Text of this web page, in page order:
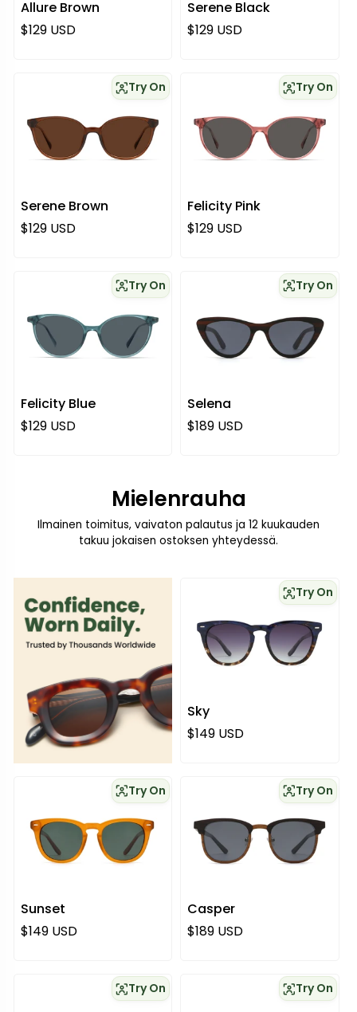
Allure Brown
Normaali hinta
$129 USD
Serene Black
Normaali hinta
$129 USD
Serene Brown
Try On
Normaali hinta
$129 USD
Felicity Pink
Try On
Normaali hinta
$129 USD
Felicity Blue
Try On
Normaali hinta
$129 USD
Selena
Try On
Normaali hinta
$189 USD
Mielenrauha
Ilmainen toimitus, vaivaton palautus ja 12 kuukauden
takuu jokaisen ostoksen yhteydessä.
Sky
Try On
Normaali hinta
$149 USD
Sunset
Try On
Normaali hinta
$149 USD
Casper
Try On
Normaali hinta
$189 USD
Try On Try On